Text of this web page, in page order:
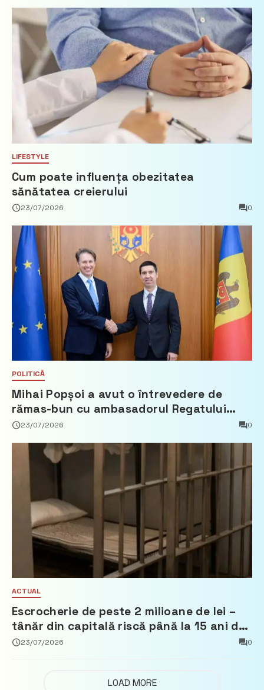
LIFESTYLE
Cum poate influența obezitatea
sănătatea creierului
23/07/2026 0
POLITICĂ
Mihai Popșoi a avut o întrevedere de
rămas-bun cu ambasadorul Regatului
Țărilor de Jos, Fred Duijn
23/07/2026 0
ACTUAL
Escrocherie de peste 2 milioane de lei –
tânăr din capitală riscă până la 15 ani de
închisoare
23/07/2026 0
LOAD MORE